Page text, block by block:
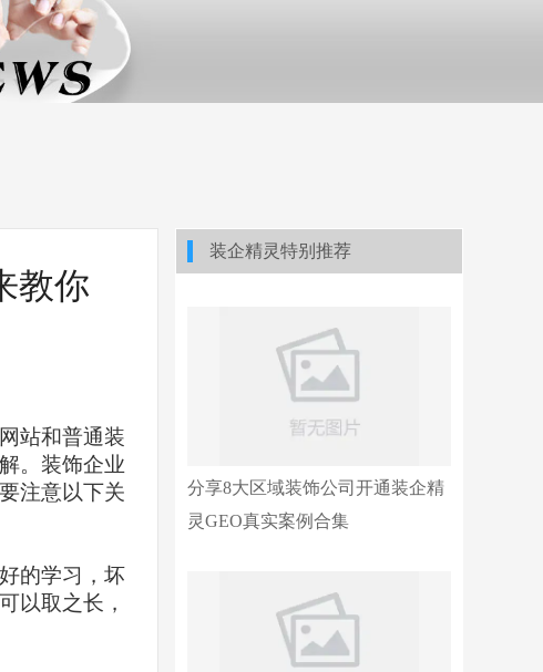
教你
站和普通装
。装饰企业
注意以下关
的学习，坏
以取之长，
装企精灵特别推荐
分享8大区域装饰公司开通装企精
灵GEO真实案例合集